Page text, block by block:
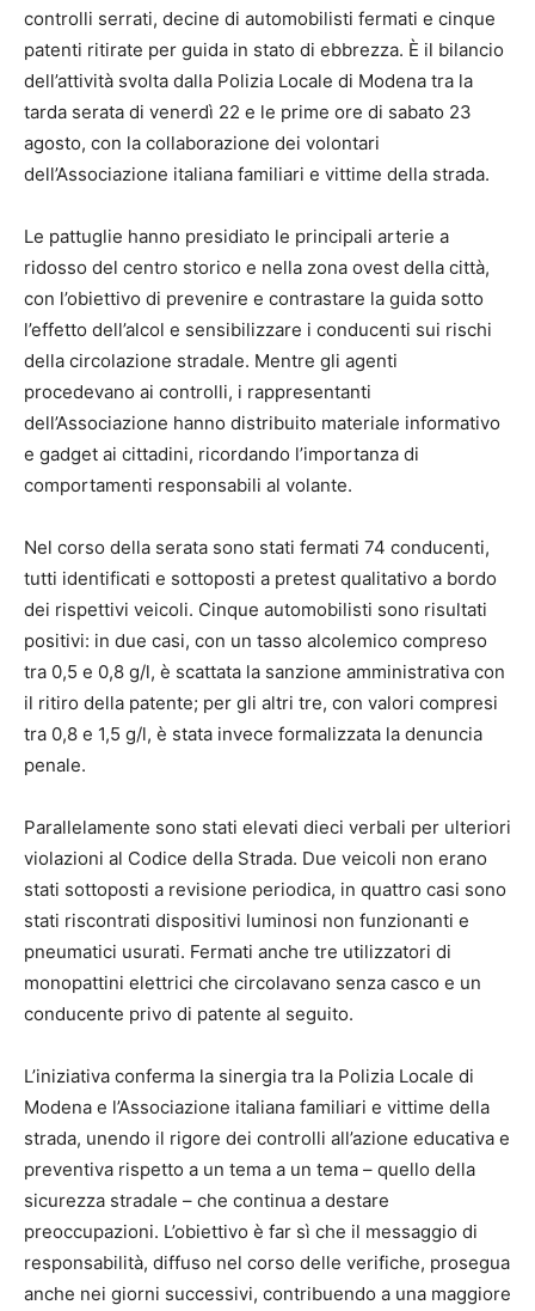
controlli serrati, decine di automobilisti fermati e cinque
patenti ritirate per guida in stato di ebbrezza. È il bilancio
dell’attività svolta dalla Polizia Locale di Modena tra la
tarda serata di venerdì 22 e le prime ore di sabato 23
agosto, con la collaborazione dei volontari
dell’Associazione italiana familiari e vittime della strada.
Le pattuglie hanno presidiato le principali arterie a
ridosso del centro storico e nella zona ovest della città,
con l’obiettivo di prevenire e contrastare la guida sotto
l’effetto dell’alcol e sensibilizzare i conducenti sui rischi
della circolazione stradale. Mentre gli agenti
procedevano ai controlli, i rappresentanti
dell’Associazione hanno distribuito materiale informativo
e gadget ai cittadini, ricordando l’importanza di
comportamenti responsabili al volante.
Nel corso della serata sono stati fermati 74 conducenti,
tutti identificati e sottoposti a pretest qualitativo a bordo
dei rispettivi veicoli. Cinque automobilisti sono risultati
positivi: in due casi, con un tasso alcolemico compreso
tra 0,5 e 0,8 g/l, è scattata la sanzione amministrativa con
il ritiro della patente; per gli altri tre, con valori compresi
tra 0,8 e 1,5 g/l, è stata invece formalizzata la denuncia
penale.
Parallelamente sono stati elevati dieci verbali per ulteriori
violazioni al Codice della Strada. Due veicoli non erano
stati sottoposti a revisione periodica, in quattro casi sono
stati riscontrati dispositivi luminosi non funzionanti e
pneumatici usurati. Fermati anche tre utilizzatori di
monopattini elettrici che circolavano senza casco e un
conducente privo di patente al seguito.
L’iniziativa conferma la sinergia tra la Polizia Locale di
Modena e l’Associazione italiana familiari e vittime della
strada, unendo il rigore dei controlli all’azione educativa e
preventiva rispetto a un tema a un tema – quello della
sicurezza stradale – che continua a destare
preoccupazioni. L’obiettivo è far sì che il messaggio di
responsabilità, diffuso nel corso delle verifiche, prosegua
anche nei giorni successivi, contribuendo a una maggiore